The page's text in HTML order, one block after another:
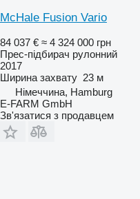
McHale Fusion Vario
84 037 € ≈ 4 324 000 грн
Прес-підбирач рулонний
2017
Ширина захвату 23 м
Німеччина, Hamburg
E-FARM GmbH
Зв'язатися з продавцем